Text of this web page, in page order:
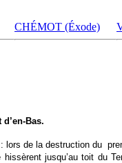
CHÉMOT (Éxode)
d’en-Bas.
lors de la destruction du
jusqu’au toit du